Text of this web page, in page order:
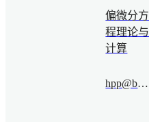
偏微分方
程理论与
计算
hpp@bimsa.cn